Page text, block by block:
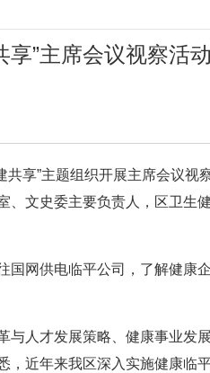
”主席会议视察活动
享”主题组织开展主席会议视
、文史委主要负责人，区卫生
国网供电临平公司，了解健康
与人才发展策略、健康事业发
近年来我区深入实施健康临